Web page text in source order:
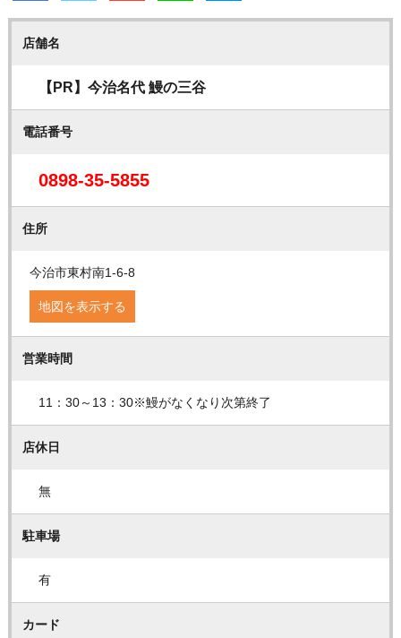
店舗名
【PR】今治名代 鰻の三谷
電話番号
0898-35-5855
住所
今治市東村南1-6-8
地図を表示する
営業時間
11：30～13：30※鰻がなくなり次第終了
店休日
無
駐車場
有
カード